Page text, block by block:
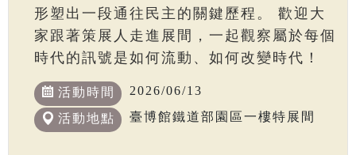
形塑出一段通往民主的關鍵歷程。 歡迎大
家跟著策展人走進展間，一起觀察屬於每個
時代的訊號是如何流動、如何改變時代！
活動時間 2026/06/13
活動地點 臺博館鐵道部園區一樓特展間